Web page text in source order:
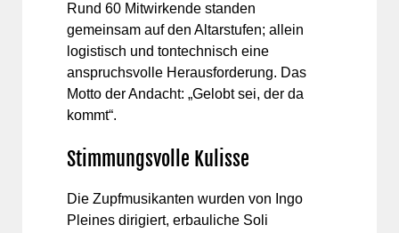
Rund 60 Mitwirkende standen
gemeinsam auf den Altarstufen; allein
logistisch und tontechnisch eine
anspruchsvolle Herausforderung. Das
Motto der Andacht: „Gelobt sei, der da
kommt“.
Stimmungsvolle Kulisse
Die Zupfmusikanten wurden von Ingo
Pleines dirigiert, erbauliche Soli